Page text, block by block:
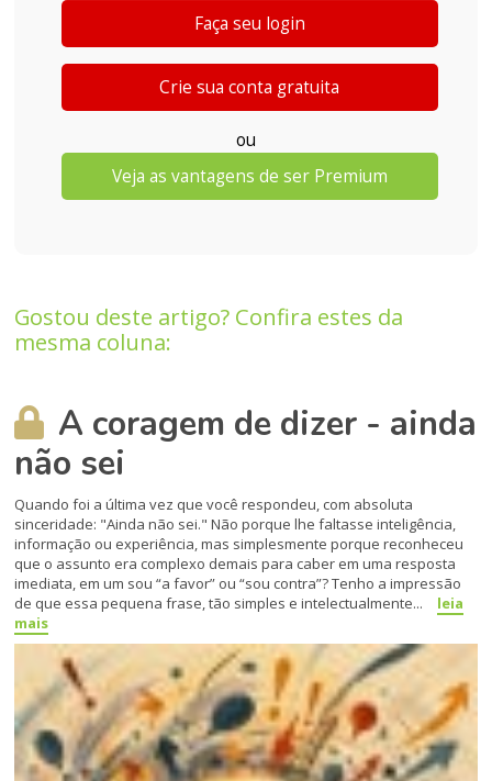
Faça seu login
Crie sua conta gratuita
ou
Veja as vantagens de ser Premium
Gostou deste artigo? Confira estes da
mesma coluna:
A coragem de dizer - ainda
não sei
Quando foi a última vez que você respondeu, com absoluta
sinceridade: "Ainda não sei." Não porque lhe faltasse inteligência,
informação ou experiência, mas simplesmente porque reconheceu
que o assunto era complexo demais para caber em uma resposta
imediata, em um sou “a favor” ou “sou contra”? Tenho a impressão
de que essa pequena frase, tão simples e intelectualmente...
leia
mais